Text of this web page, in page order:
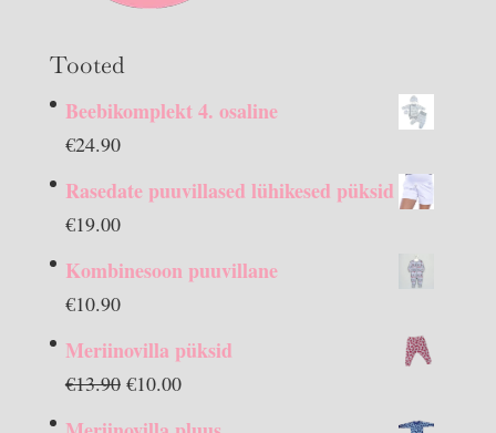
Tooted
Beebikomplekt 4. osaline
€24.90
Rasedate puuvillased lühikesed püksid
€19.00
Kombinesoon puuvillane
€10.90
Meriinovilla püksid
€13.90 Algne
€10.00Praegune